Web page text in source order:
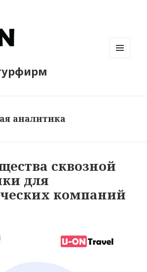
аналитика
сквозной
для
компаний